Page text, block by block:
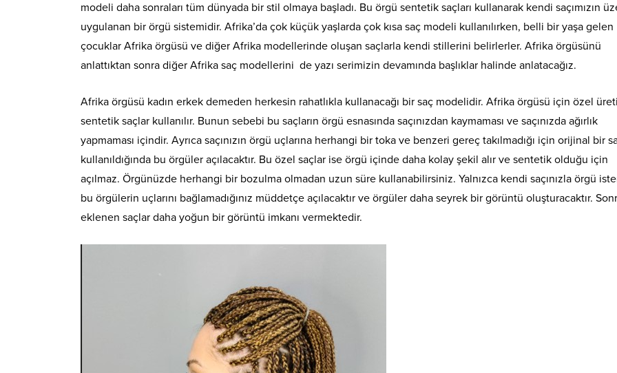
modeli daha sonraları tüm dünyada bir stil olmaya başladı. Bu örgü sentetik saçları kullanarak kendi saçımızın
uygulanan bir örgü sistemidir. Afrika’da çok küçük yaşlarda çok kısa saç modeli kullanılırken, belli bir yaşa gelen
çocuklar Afrika örgüsü ve diğer Afrika modellerinde oluşan saçlarla kendi stillerini belirlerler. Afrika örgüsünü
anlattıktan sonra diğer Afrika saç modellerini de yazı serimizin devamında başlıklar halinde anlatacağız.
Afrika örgüsü kadın erkek demeden herkesin rahatlıkla kullanacağı bir saç modelidir. Afrika örgüsü için özel
sentetik saçlar kullanılır. Bunun sebebi bu saçların örgü esnasında saçınızdan kaymaması ve saçınızda ağırlık
yapmaması içindir. Ayrıca saçınızın örgü uçlarına herhangi bir toka ve benzeri gereç takılmadığı için orijinal bir
kullanıldığında bu örgüler açılacaktır. Bu özel saçlar ise örgü içinde daha kolay şekil alır ve sentetik olduğu için
açılmaz. Örgünüzde herhangi bir bozulma olmadan uzun süre kullanabilirsiniz. Yalnızca kendi saçınızla örgü
bu örgülerin uçlarını bağlamadığınız müddetçe açılacaktır ve örgüler daha seyrek bir görüntü oluşturacaktır.
eklenen saçlar daha yoğun bir görüntü imkanı vermektedir.